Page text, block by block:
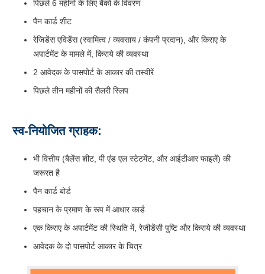
पिछले 6 महीनों के लिए बैंकों के विवरण
पैन कार्ड शीट
रेजिडेंस एविडेंस (स्वामित्व / व्यवसाय / कंपनी प्रदान), और किराए के
अपार्टमेंट के मामले में, किराये की व्यवस्था
2 आवेदक के पासपोर्ट के आकार की तस्वीरें
पिछले तीन महीनों की सैलरी स्लिप
स्व-नियोजित ग्राहक:
भी वित्तीय (बैलेंस शीट, पी एंड एल स्टेटमेंट, और आईटीआर फाइलें) की
जरूरत है
पैन कार्ड बोर्ड
पहचान के प्रमाण के रूप में आधार कार्ड
एक किराए के अपार्टमेंट की स्थिति में, रेजीडेंसी पुष्टि और किराये की व्यवस्था
आवेदक के दो पासपोर्ट आकार के चित्र